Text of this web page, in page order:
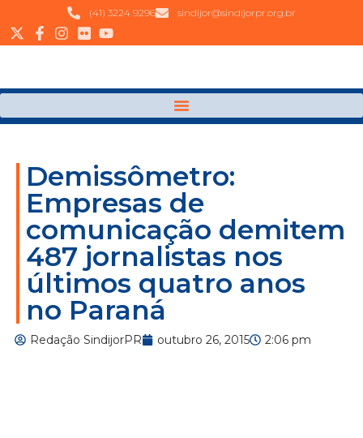
(41) 3224 9296 sindijor@sindijorpr.org.br
Demissômetro:
Empresas de
comunicação demitem
487 jornalistas nos
últimos quatro anos
no Paraná
Redação SindijorPR outubro 26, 2015 2:06 pm